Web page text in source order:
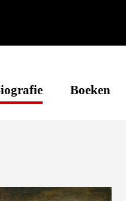
Boeken